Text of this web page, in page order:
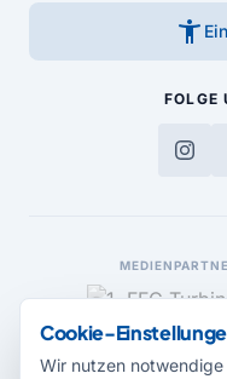
accessibility_new
FOLGE
Cookie-
Wir nutzen